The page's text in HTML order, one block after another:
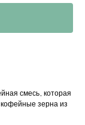
смесь, которая
кофейные зерна из